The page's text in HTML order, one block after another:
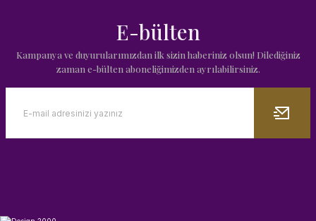
E-bülten
Kampanya ve duyurularımızdan ilk sizin haberiniz olsun! Dilediğiniz
zaman e-bülten aboneliğimizden ayrılabilirsiniz.